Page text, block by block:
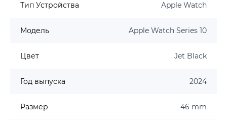
Тип Устройства Apple Watch
Модель Apple Watch Series 10
Цвет Jet Black
Год выпуска 2024
Размер 46 mm